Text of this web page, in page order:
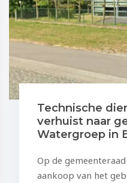
Technische
verhuist naar
Watergroep in
Op de
aankoop van het